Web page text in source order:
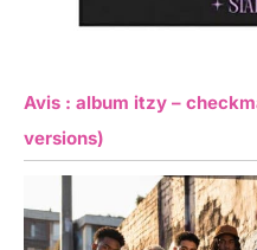
Avis : album itzy –
versions)